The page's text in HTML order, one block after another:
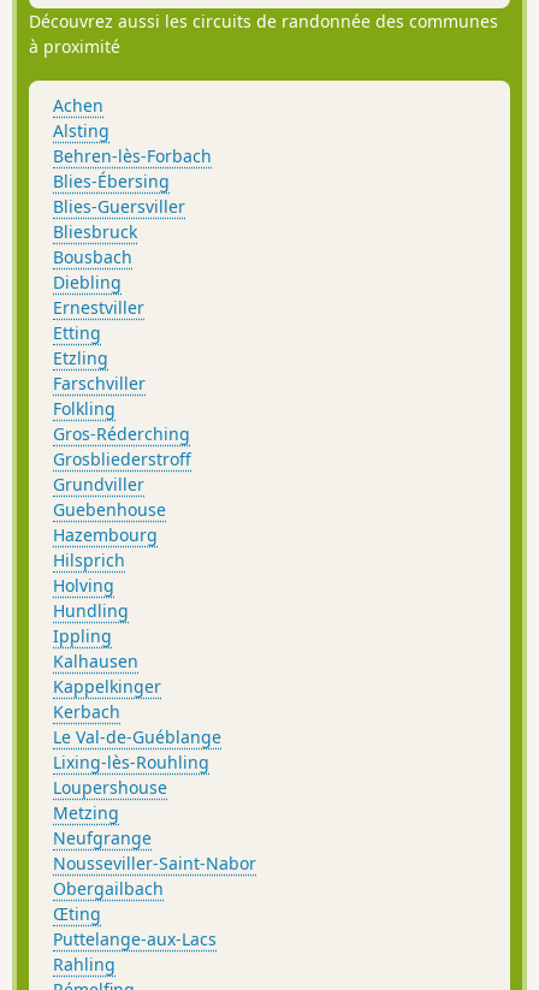
Découvrez aussi les circuits de randonnée des communes
à proximité
Achen
Alsting
Behren-lès-Forbach
Blies-Ébersing
Blies-Guersviller
Bliesbruck
Bousbach
Diebling
Ernestviller
Etting
Etzling
Farschviller
Folkling
Gros-Réderching
Grosbliederstroff
Grundviller
Guebenhouse
Hazembourg
Hilsprich
Holving
Hundling
Ippling
Kalhausen
Kappelkinger
Kerbach
Le Val-de-Guéblange
Lixing-lès-Rouhling
Loupershouse
Metzing
Neufgrange
Nousseviller-Saint-Nabor
Obergailbach
Œting
Puttelange-aux-Lacs
Rahling